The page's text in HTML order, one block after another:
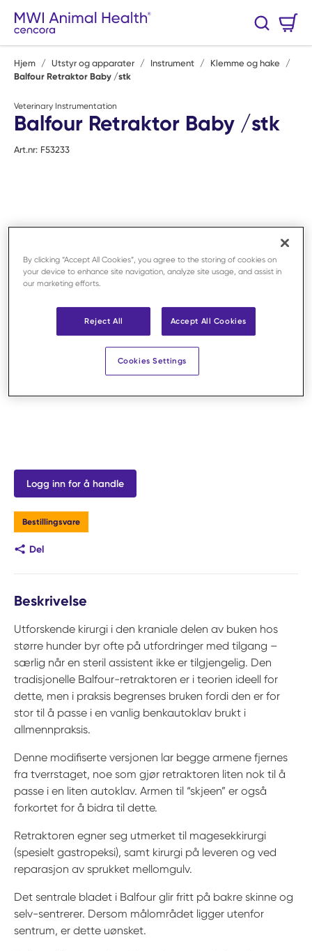
Hopp til hovedinnhold
Søk
Hjem / Utstyr og apparater / Instrument / Klemme og hake
/
Balfour Retraktor Baby /stk
Veterinary Instrumentation
Balfour Retraktor Baby /stk
Art.nr: F53233
Logg inn for å handle
Bestillingsvare
Del
Beskrivelse
Utforskende kirurgi i den kraniale delen av buken hos
større hunder byr ofte på utfordringer med tilgang –
særlig når en steril assistent ikke er tilgjengelig. Den
tradisjonelle Balfour-retraktoren er i teorien ideell for
dette, men i praksis begrenses bruken fordi den er for
stor til å passe i en vanlig benkautoklav brukt i
allmennpraksis.
Denne modifiserte versjonen lar begge armene fjernes
fra tverrstaget, noe som gjør retraktoren liten nok til å
passe i en liten autoklav. Armen til “skjeen” er også
forkortet for å bidra til dette.
Retraktoren egner seg utmerket til magesekkirurgi
(spesielt gastropeksi), samt kirurgi på leveren og ved
reparasjon av sprukket mellomgulv.
Det sentrale bladet i Balfour glir fritt på bakre skinne og
selv-sentrerer. Dersom målområdet ligger utenfor
sentrum, er dette uønsket.
By clicking “Accept All Cookies”, you agree to the storing of cookies on
your device to enhance site navigation, analyze site usage, and assist in
our marketing efforts.
Reject All Accept All Cookies
Cookies Settings